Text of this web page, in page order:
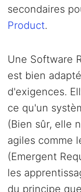
secondaires
Product.
Une Software
est bien
d'exigences.
ce qu'un
(Bien sûr, elle
agiles comme
(Emergent
les
du principe